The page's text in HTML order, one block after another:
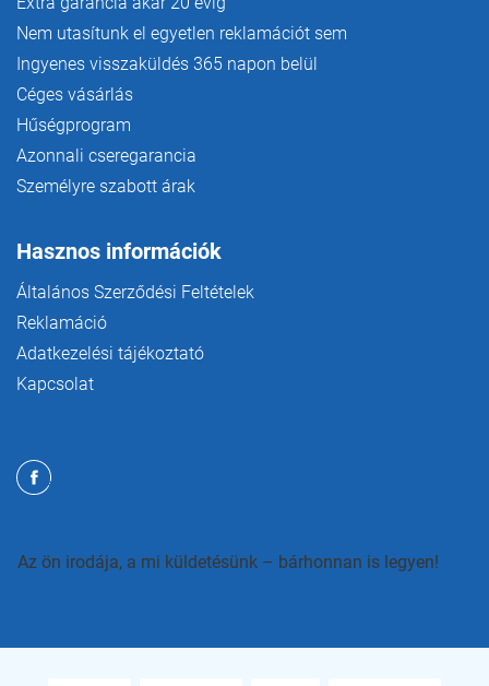
Nem utasítunk el egyetlen reklamációt sem
Ingyenes visszaküldés 365 napon belül
Céges vásárlás
Hűségprogram
Azonnali cseregarancia
Személyre szabott árak
Hasznos információk
Általános Szerződési Feltételek
Reklamáció
Adatkezelési tájékoztató
Kapcsolat
Az ön irodája, a mi küldetésünk – bárhonnan is legyen!